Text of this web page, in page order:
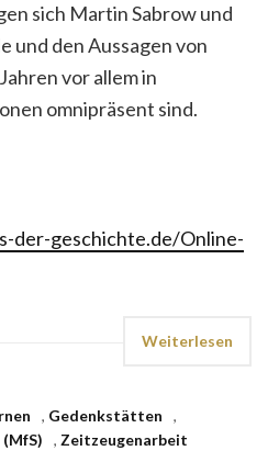
sich Martin Sabrow und
und den Aussagen von
vor allem in
omnipräsent sind.
der-geschichte.de/Online-
Weiterlesen
, Gedenkstätten
,
, Zeitzeugenarbeit